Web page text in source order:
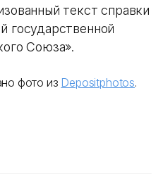
текст справки
государственной
Союза».
фото из Depositphotos.